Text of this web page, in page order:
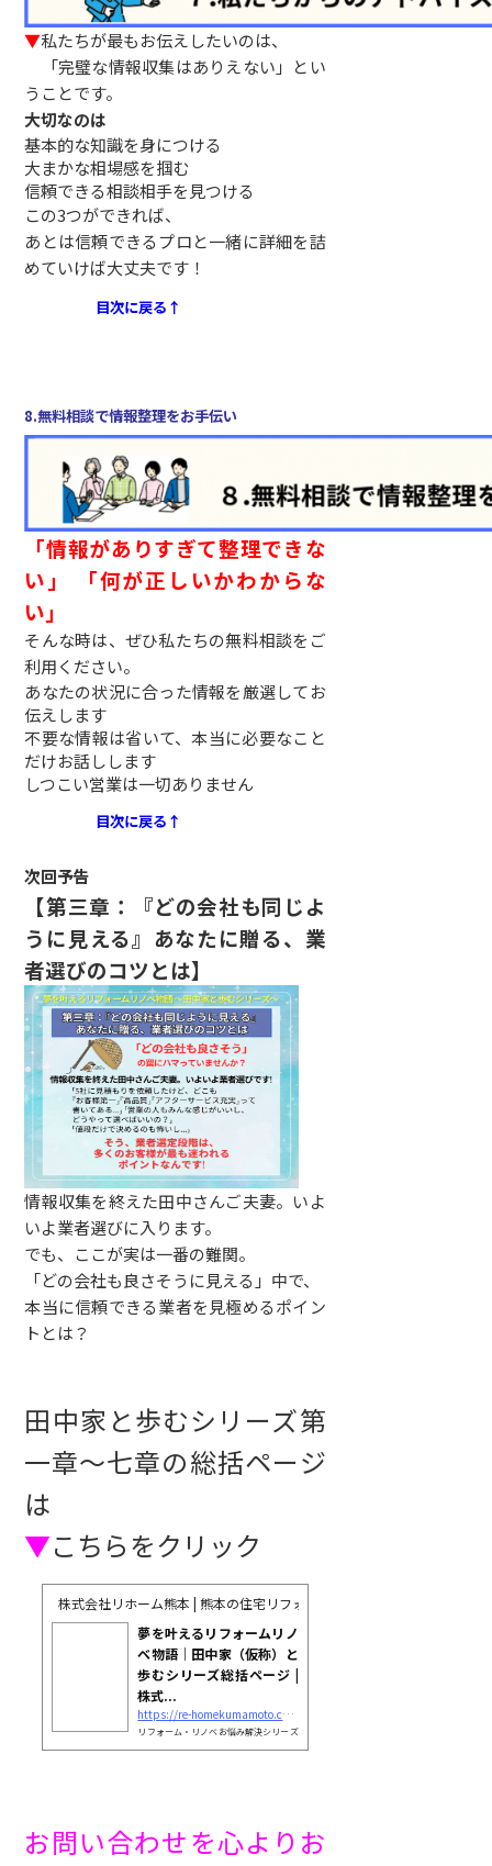
▼私たちが最もお伝えしたいのは、
「完璧な情報収集はありえない」とい
うことです。
大切なのは
基本的な知識を身につける
大まかな相場感を掴む
信頼できる相談相手を見つける
この3つができれば、
あとは信頼できるプロと一緒に詳細を詰
めていけば大丈夫です！
目次に戻る↑
8.無料相談で情報整理をお手伝い
「情報がありすぎて整理できな
い」 「何が正しいかわからな
い」
そんな時は、ぜひ私たちの無料相談をご
利用ください。
あなたの状況に合った情報を厳選してお
伝えします
不要な情報は省いて、本当に必要なこと
だけお話しします
しつこい営業は一切ありません
目次に戻る↑
次回予告
【第三章：『どの会社も同じよ
うに見える』あなたに贈る、業
者選びのコツとは】
情報収集を終えた田中さんご夫妻。いよ
いよ業者選びに入ります。
でも、ここが実は一番の難関。
「どの会社も良さそうに見える」中で、
本当に信頼できる業者を見極めるポイン
トとは？
田中家と歩むシリーズ第
一章～七章の総括ページ
は
▼こちらをクリック
株式会社リホーム熊本 | 熊本の住宅リフォーム・リノベーション専門店
夢を叶えるリフォームリノ
ベ物語｜田中家（仮称）と
歩むシリーズ総括ページ |
株式...
https://re-homekumamoto.com/blog/column/tanakake_soukatu/
リフォーム・リノベお悩み解決シリーズ
｜第一章～七章 わが家もそろそろリフォ
お問い合わせを心よりお